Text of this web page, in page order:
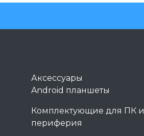
Аксессуары
Android планшеты
Комплектующие для ПК и
периферия